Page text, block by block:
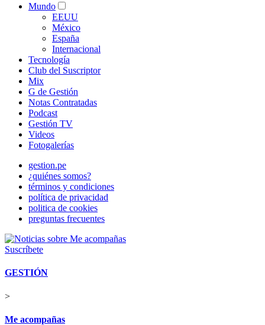
Mundo
EEUU
México
España
Internacional
Tecnología
Club del Suscriptor
Mix
G de Gestión
Notas Contratadas
Podcast
Gestión TV
Videos
Fotogalerías
gestion.pe
¿quiénes somos?
términos y condiciones
política de privacidad
politica de cookies
preguntas frecuentes
Suscríbete
GESTIÓN
>
Me acompañas